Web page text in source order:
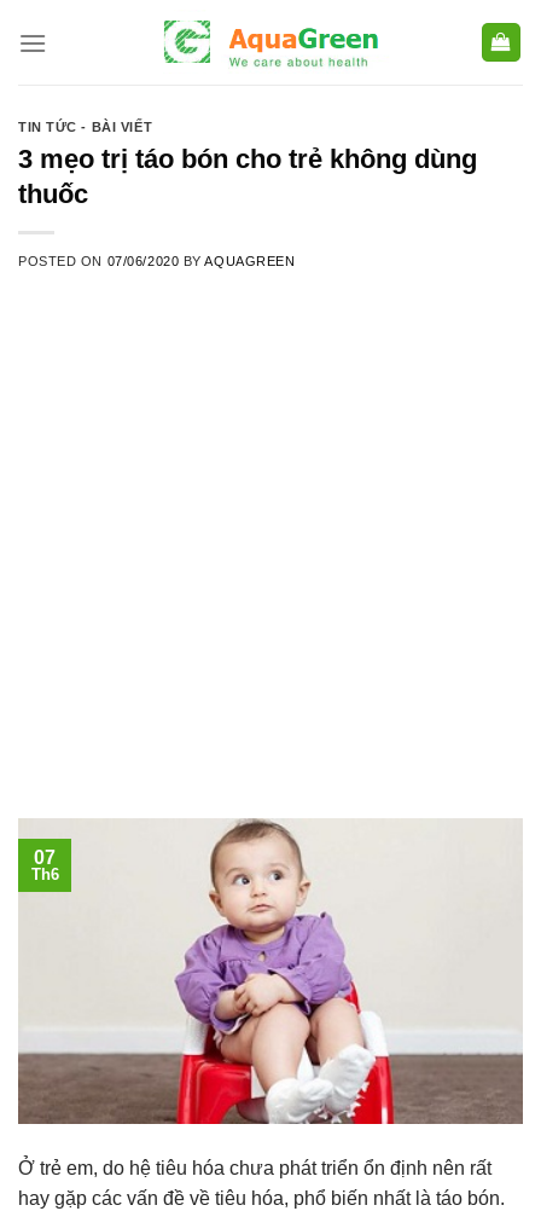
TIN TỨC - BÀI VIẾT
3 mẹo trị táo bón cho trẻ không dùng
thuốc
POSTED ON 07/06/2020 BYAQUAGREEN
07
Th6
Ở trẻ em, do hệ tiêu hóa chưa phát triển ổn định nên rất
hay gặp các vấn đề về tiêu hóa, phổ biến nhất là táo bón.